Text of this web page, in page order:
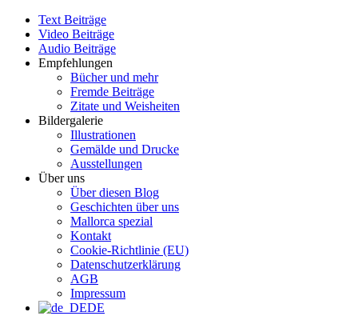
Zum
Inhalt
wechseln
Text Beiträge
Video Beiträge
Audio Beiträge
Empfehlungen
Bücher und mehr
Fremde Beiträge
Zitate und Weisheiten
Bildergalerie
Illustrationen
Gemälde und Drucke
Ausstellungen
Über uns
Über diesen Blog
Geschichten über uns
Mallorca spezial
Kontakt
Cookie-Richtlinie (EU)
Datenschutzerklärung
AGB
Impressum
DE